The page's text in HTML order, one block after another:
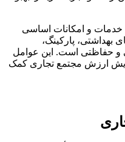
خدمات و امکانات اساسی
بهداشتی، پارکینگ،
و حفاظتی است. این عوامل
ارزش مجتمع تجاری کمک